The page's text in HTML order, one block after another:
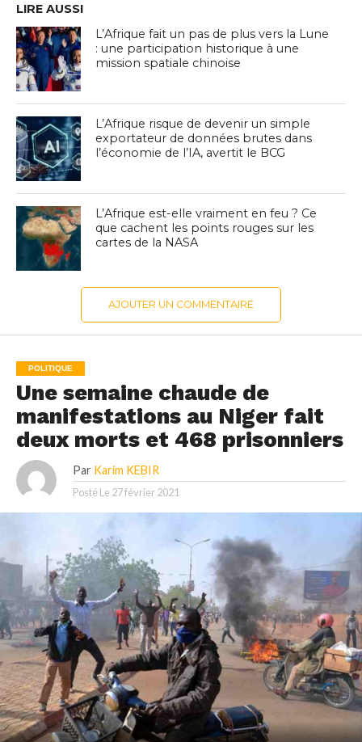
LIRE AUSSI
L’Afrique fait un pas de plus vers la Lune
: une participation historique à une
mission spatiale chinoise
L’Afrique risque de devenir un simple
exportateur de données brutes dans
l’économie de l’IA, avertit le BCG
L’Afrique est-elle vraiment en feu ? Ce
que cachent les points rouges sur les
cartes de la NASA
AJOUTER UN COMMENTAIRE
POLITIQUE
Une semaine chaude de
manifestations au Niger fait
deux morts et 468 prisonniers
Par Karim KEBIR
Posté Le 27 février 2021